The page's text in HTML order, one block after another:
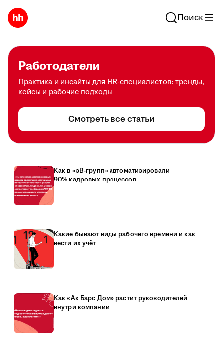
Поиск
Работодатели
Практика и инсайты для HR-специалистов: тренды,
кейсы и рабочие подходы
Смотреть все статьи
Как в «эВ-групп» автоматизировали
90% кадровых процессов
Какие бывают виды рабочего времени и как
вести их учёт
Как «Ак Барс Дом» растит руководителей
внутри компании